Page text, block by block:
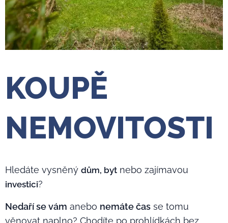
KOUPĚ
NEMOVITOSTI
Hledáte vysněný dům, byt nebo zajímavou
investici?
Nedaří se vám anebo nemáte čas se tomu
věnovat naplno? Chodíte po prohlídkách bez